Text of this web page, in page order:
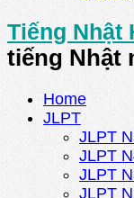
Tiếng Nhật
tiếng Nhật
Home
JLPT
JLPT
JLPT
JLPT
JLPT